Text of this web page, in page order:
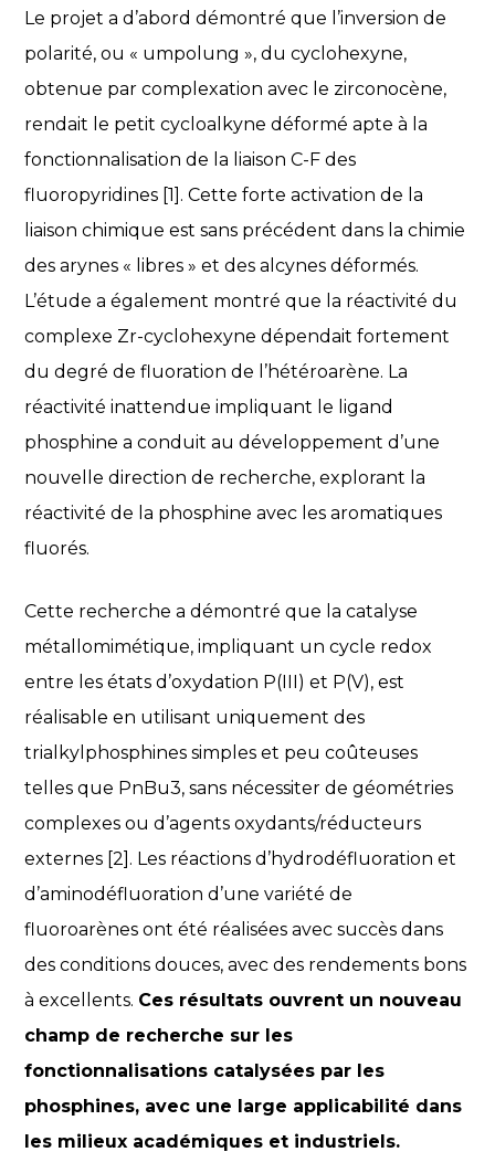
Le projet a d’abord démontré que l’inversion de
polarité, ou « umpolung », du cyclohexyne,
obtenue par complexation avec le zirconocène,
rendait le petit cycloalkyne déformé apte à la
fonctionnalisation de la liaison C-F des
fluoropyridines [1]. Cette forte activation de la
liaison chimique est sans précédent dans la chimie
des arynes « libres » et des alcynes déformés.
L’étude a également montré que la réactivité du
complexe Zr-cyclohexyne dépendait fortement
du degré de fluoration de l’hétéroarène. La
réactivité inattendue impliquant le ligand
phosphine a conduit au développement d’une
nouvelle direction de recherche, explorant la
réactivité de la phosphine avec les aromatiques
fluorés.
Cette recherche a démontré que la catalyse
métallomimétique, impliquant un cycle redox
entre les états d’oxydation P(III) et P(V), est
réalisable en utilisant uniquement des
trialkylphosphines simples et peu coûteuses
telles que PnBu3, sans nécessiter de géométries
complexes ou d’agents oxydants/réducteurs
externes [2]. Les réactions d’hydrodéfluoration et
d’aminodéfluoration d’une variété de
fluoroarènes ont été réalisées avec succès dans
des conditions douces, avec des rendements bons
à excellents. Ces résultats ouvrent un nouveau
champ de recherche sur les
fonctionnalisations catalysées par les
phosphines, avec une large applicabilité dans
les milieux académiques et industriels.